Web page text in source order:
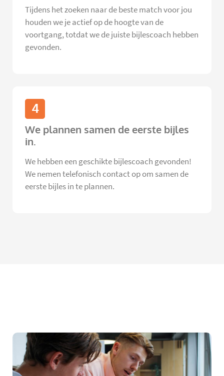
Tijdens het zoeken naar de beste match voor jou
houden we je actief op de hoogte van de
voortgang, totdat we de juiste bijlescoach hebben
gevonden.
4
We plannen samen de eerste bijles
in.
We hebben een geschikte bijlescoach gevonden!
We nemen telefonisch contact op om samen de
eerste bijles in te plannen.